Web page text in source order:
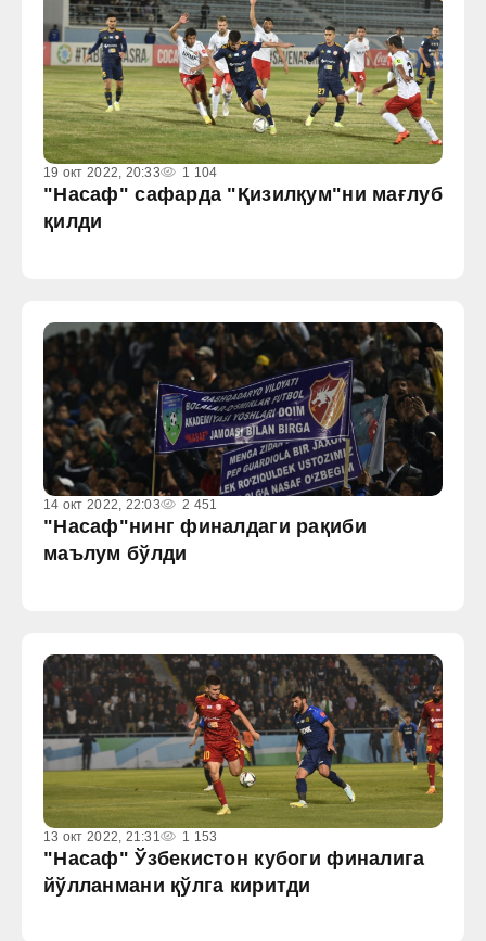
19 окт 2022, 20:33 1 104
"Насаф" сафарда "Қизилқум"ни мағлуб
қилди
14 окт 2022, 22:03 2 451
"Насаф"нинг финалдаги рақиби
маълум бўлди
13 окт 2022, 21:31 1 153
"Насаф" Ўзбекистон кубоги финалига
йўлланмани қўлга киритди